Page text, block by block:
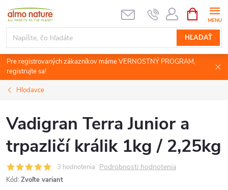
Prejsť
obsah
HĽADAŤ
KOŠÍK
Pre registrovaných zákazníkov máme VERNOSTNÝ PROGRAM,
registrujte sa!
Hlodavce
Vadigran Terra Junior a
trpazličí králik 1kg / 2,25kg
3 hodnotenia Podrobnosti hodnotenia
Kód: Zvoľte variant